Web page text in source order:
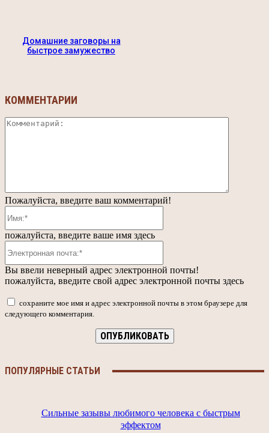
Домашние заговоры на
быстрое замужество
КОММЕНТАРИИ
Пожалуйста, введите ваш комментарий!
пожалуйста, введите ваше имя здесь
Вы ввели неверный адрес электронной почты!
пожалуйста, введите свой адрес электронной почты здесь
сохраните мое имя и адрес электронной почты в этом браузере для
следующего комментария.
ПОПУЛЯРНЫЕ СТАТЬИ
Сильные зазывы любимого человека с быстрым
эффектом